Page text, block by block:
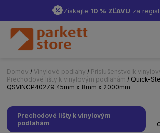
Získajte 10 % ZĽAVU za
Domov / Vinylové podlahy / Príslušenstvo k
Prechodové lišty k vinylovým podlahám / Quick-
QSVINCP40279 45mm x 8mm x 2000mm
Prechodové lišty k vinylovým
podlahám